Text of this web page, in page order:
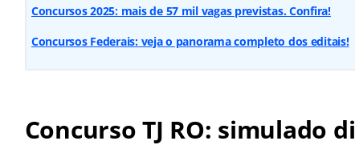
Concursos 2025: mais de 57 mil vagas previstas. Confira!
Concursos Federais: veja o panorama completo dos editais!
Concurso TJ RO: simulado